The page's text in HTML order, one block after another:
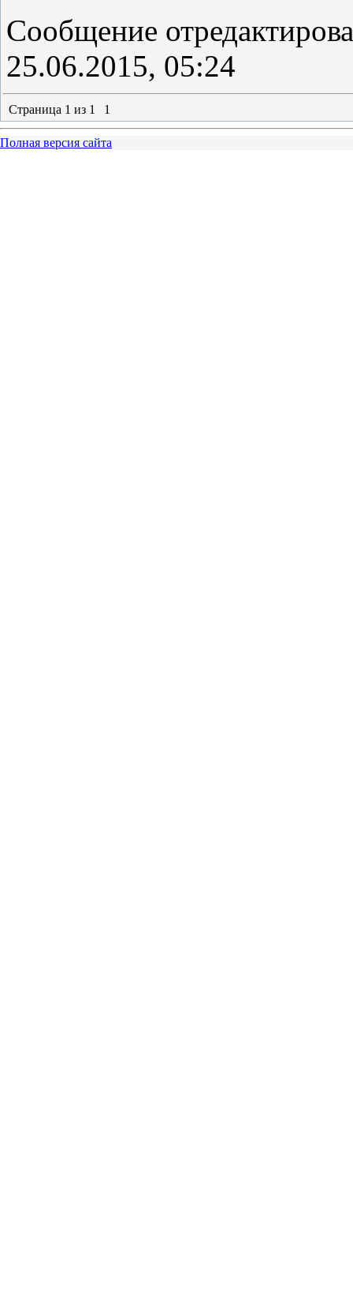
Сообщение
25.06.2015, 05:24
Страница 1 из 1 1
Полная версия сайта